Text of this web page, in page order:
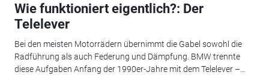
Wie funktioniert eigentlich?: Der
Telelever
Bei den meisten Motorrädern übernimmt die Gabel sowohl die
Radführung als auch Federung und Dämpfung. BMW trennte
diese Aufgaben Anfang der 1990er-Jahre mit dem Telelever –...